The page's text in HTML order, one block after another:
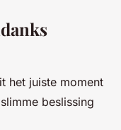
het juiste moment
beslissing